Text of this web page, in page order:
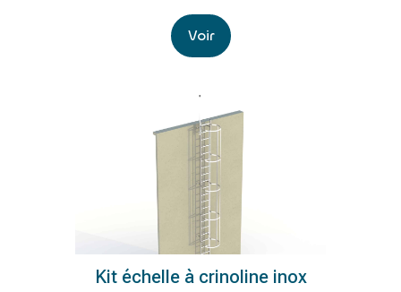
Voir
Kit échelle à crinoline inox